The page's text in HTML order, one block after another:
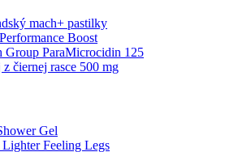
mach+ pastilky
Boost
Group ParaMicrocidin 125
čiernej rasce 500 mg
Gel
Feeling Legs